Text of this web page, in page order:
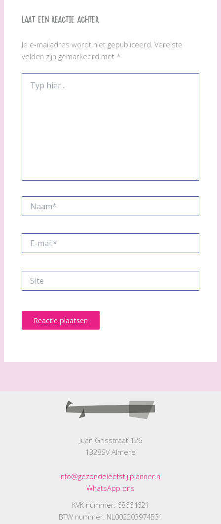
Laat een reactie achter
Je e-mailadres wordt niet gepubliceerd. Vereiste
velden zijn gemarkeerd met *
hier...
mail*
Juan Grisstraat 126
1328SV Almere
info@gezondeleefstijlplanner.nl
WhatsApp ons
KVK nummer: 68664621
BTW nummer: NL002203974B31